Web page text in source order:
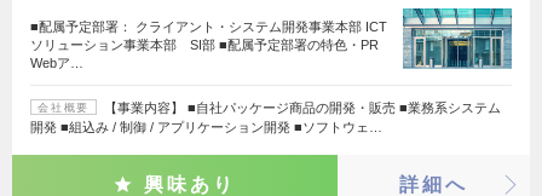
■配属予定部署： クライアント・システム開発事業本部 ICT
ソリューション事業本部 SI部 ■配属予定部署の特色・PR
Webア…
会社概要
【事業内容】 ■自社パッケージ商品の開発・販売 ■業務系システム
開発 ■組込み / 制御 / アプリケーション開発 ■ソフトウェ…
興味あり 詳細へ